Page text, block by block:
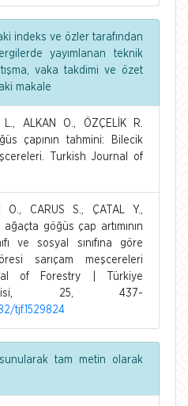
indeks ve özler tarafından
yayımlanan teknik
vaka takdimi ve özet
makale
L., ALKAN O., ÖZÇELİK R.
çapının tahmini: Bilecik
Turkish Journal of
O., CARUS S., ÇATAL Y.,
göğüs çap artımının
ve sosyal sınıfına göre
sarıçam meşcereleri
of Forestry | Türkiye
25, 437-
tjf.1529824
tam metin olarak